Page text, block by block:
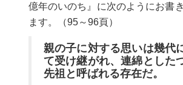
億年のいのち』に次のようにお書
ます。（95～96頁）
親の子に対する思いは幾代
て受け継がれ、連綿とした
先祖と呼ばれる存在だ。